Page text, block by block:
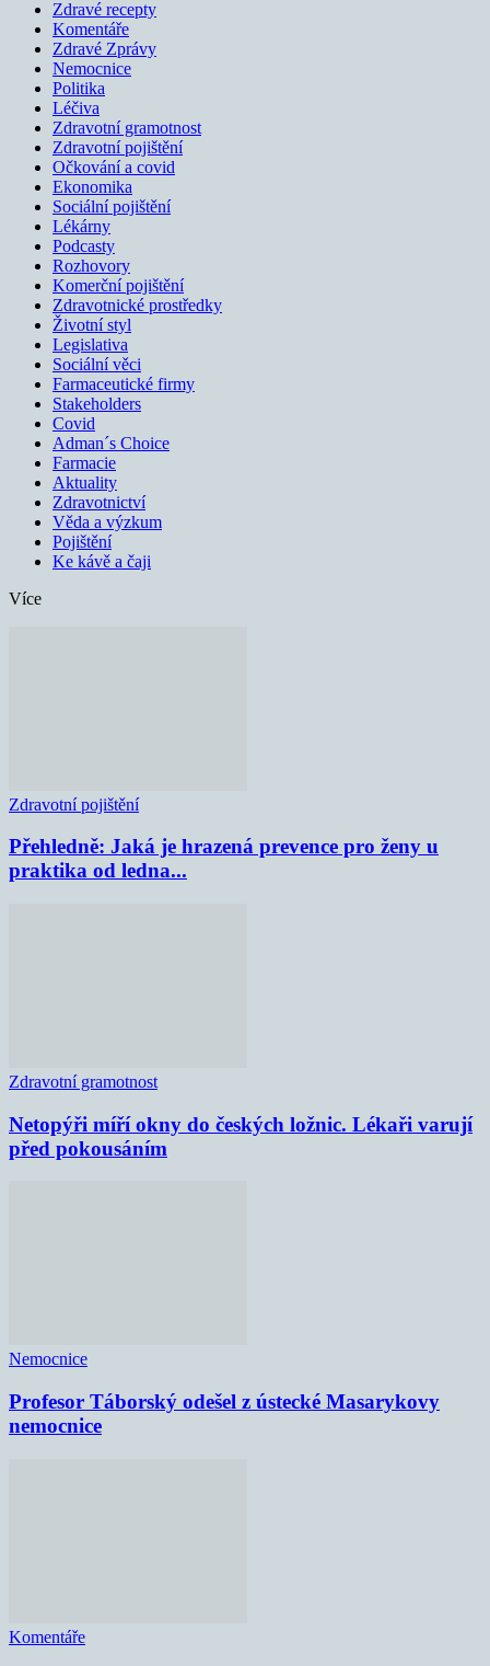
Zdravé recepty
Komentáře
Zdravé Zprávy
Nemocnice
Politika
Léčiva
Zdravotní gramotnost
Zdravotní pojištění
Očkování a covid
Ekonomika
Sociální pojištění
Lékárny
Podcasty
Rozhovory
Komerční pojištění
Zdravotnické prostředky
Životní styl
Legislativa
Sociální věci
Farmaceutické firmy
Stakeholders
Covid
Adman´s Choice
Farmacie
Aktuality
Zdravotnictví
Věda a výzkum
Pojištění
Ke kávě a čaji
Více
Zdravotní pojištění
Přehledně: Jaká je hrazená prevence pro ženy u
praktika od ledna...
Zdravotní gramotnost
Netopýři míří okny do českých ložnic. Lékaři varují
před pokousáním
Nemocnice
Profesor Táborský odešel z ústecké Masarykovy
nemocnice
Komentáře